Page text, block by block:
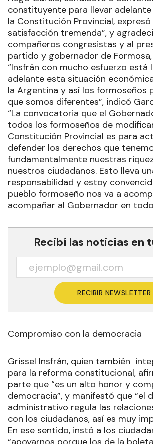
constituyente para llevar
la Constitución Provincial, expresó
satisfacción tremenda”, y
compañeros congresistas y al
partido y gobernador de Formosa,
“Insfrán con mucho esfuerzo está
adelante esta situación
la Argentina y así los formoseños
que somos diferentes”, indicó
“La convocatoria que el
todos los formoseños de
Constitución Provincial es para
defender los derechos que
fundamentalmente nuestras
nuestros ciudadanos. Esto lleva
responsabilidad y estoy
pueblo formoseño nos va a
acompañar al Gobernador en
Recibí las noticias en
RECIBIR NEWSLETTER
Compromiso con la democracia
Grissel Insfrán, quien también
para la reforma constitucional,
parte que “es un alto honor y
democracia”, y manifestó que “el
administrativo regula las
con los ciudadanos, así es muy
En ese sentido, instó a los